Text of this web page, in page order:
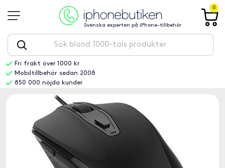
Svenska experten på iPhone-tillbehör
0
Fri frakt över 1000 kr
Mobiltillbehör sedan 2008
850 000 nöjda kunder